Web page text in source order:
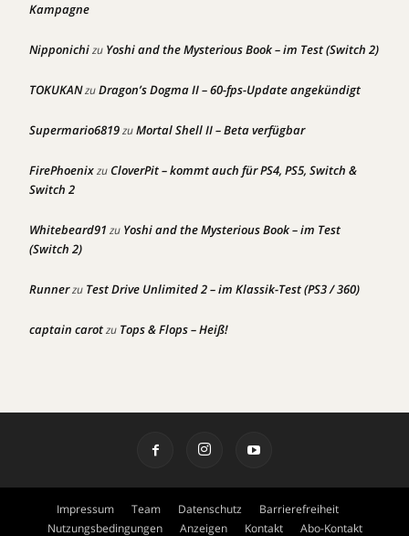
Kampagne
Nipponichizu Yoshi and the Mysterious Book – im Test (Switch 2)
TOKUKANzuDragon’s Dogma II – 60-fps-Update angekündigt
Supermario6819zuMortal Shell II – Beta verfügbar
FirePhoenixzuCloverPit – kommt auch für PS4, PS5, Switch &
Switch 2
Whitebeard91 zu Yoshi and the Mysterious Book – im Test
(Switch 2)
Runnerzu Test Drive Unlimited 2 – im Klassik-Test (PS3 / 360)
captain carotzu Tops & Flops – Heiß!
Impressum Team Datenschutz
Barrierefreiheit
Nutzungsbedingungen
Anzeigen Kontakt Abo-Kontakt